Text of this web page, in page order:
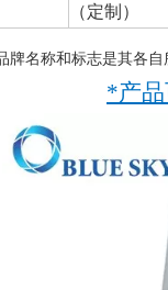
（定制）
牌名称和标志是其各
*产品